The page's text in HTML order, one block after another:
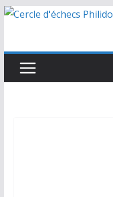
Passer